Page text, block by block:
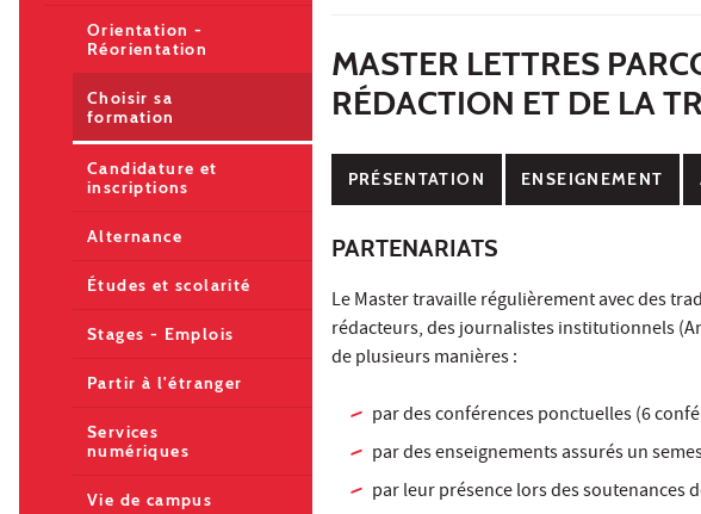
MASTER LETTRES
RÉDACTION ET DE LA
PRÉSENTATION ENSEIGNEMENT
PARTENARIATS
Le Master travaille régulièrement avec des
rédacteurs, des journalistes institutionnels
de plusieurs manières :
par des conférences ponctuelles (6
par des enseignements assurés un
par leur présence lors des soutenances
Orientation -
Réorientation
Choisir sa
formation
Candidature et
inscriptions
Alternance
Études et scolarité
Stages - Emplois
Partir à l'étranger
Services
numériques
Vie de campus